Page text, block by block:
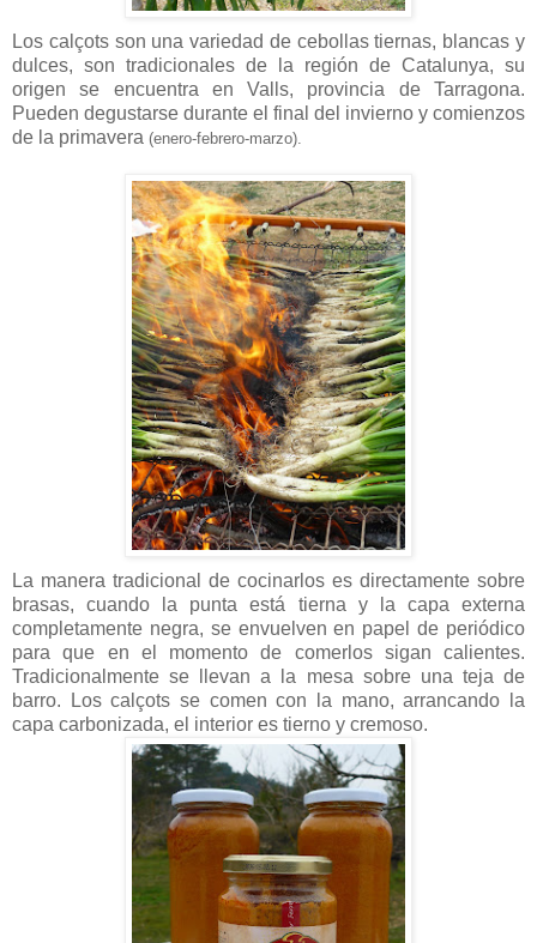
Los calçots son una variedad de cebollas tiernas, blancas y
dulces, son tradicionales de la región de Catalunya, su
origen se encuentra en Valls, provincia de Tarragona.
Pueden degustarse durante el final del invierno y comienzos
de la primavera (enero-febrero-marzo).
La manera tradicional de cocinarlos es directamente sobre
brasas, cuando la punta está tierna y la capa externa
completamente negra, se envuelven en papel de periódico
para que en el momento de comerlos sigan calientes.
Tradicionalmente se llevan a la mesa sobre una teja de
barro. Los calçots se comen con la mano, arrancando la
capa carbonizada, el interior es tierno y cremoso.